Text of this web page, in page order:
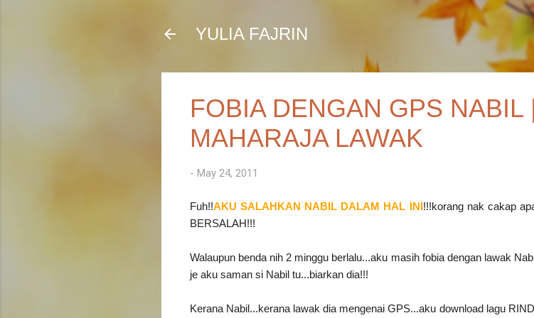
Skip to main content
YULIA FAJRIN
FOBIA DENGAN GPS NABIL
MAHARAJA LAWAK
- May 24, 2011
Fuh!!AKU SALAHKAN NABIL DALAM HAL INI!!!korang nak cakap
BERSALAH!!!
Walaupun benda nih 2 minggu berlalu...aku masih fobia dengan lawak
je aku saman si Nabil tu...biarkan dia!!!
Kerana Nabil...kerana lawak dia mengenai GPS...aku download lagu